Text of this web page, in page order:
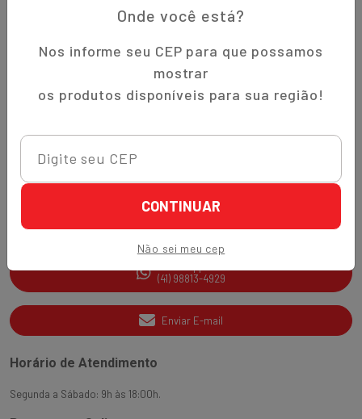
Onde você está?
Nos informe seu CEP para que possamos
mostrar
os produtos disponíveis para sua região!
CONTINUAR
Não sei meu cep
Política de Privacidade
Trocas e Devoluções
Nippon-Aji App
Ajuda e Suporte
SAC
(41) 3538-2177
(41) 98813-4929
Enviar E-mail
Horário de Atendimento
Segunda a Sábado: 9h às 18:00h.